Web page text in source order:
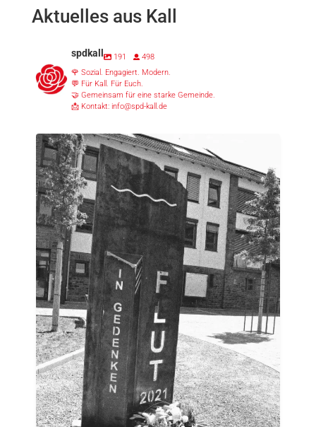
Aktuelles aus Kall
spdkall 191
498
🌹 Sozial. Engagiert. Modern.
💬 Für Kall. Für Euch.
🤝 Gemeinsam für eine starke Gemeinde.
📩 Kontakt: info@spd-kall.de